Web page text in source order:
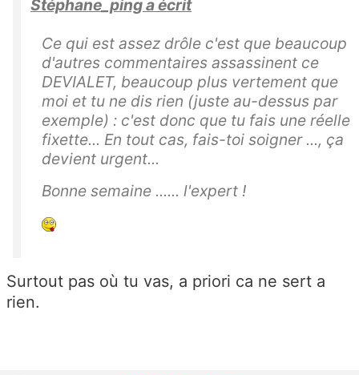
Stéphane_ping a écrit
Ce qui est assez drôle c'est que beaucoup
d'autres commentaires assassinent ce
DEVIALET, beaucoup plus vertement que
moi et tu ne dis rien (juste au-dessus par
exemple) : c'est donc que tu fais une réelle
fixette... En tout cas, fais-toi soigner ..., ça
devient urgent...
Bonne semaine ...... l'expert !
Surtout pas où tu vas, a priori ca ne sert a
rien.